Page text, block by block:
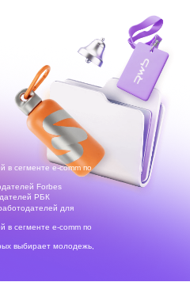
в сегменте e-comm по
Forbes
РБК
для
в сегменте e-comm по
выбирает молодежь,